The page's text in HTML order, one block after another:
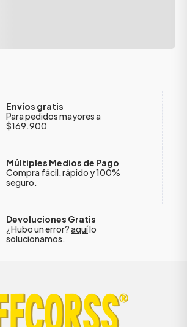
Envíos gratis
Para pedidos mayores a
$169.900
Múltiples Medios de Pago
Compra fácil, rápido y 100%
seguro.
Devoluciones Gratis
¿Hubo un error?aquílo
solucionamos.